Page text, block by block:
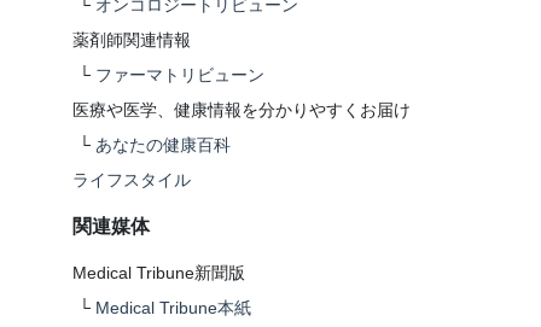
└ オンコロジートリビューン
薬剤師関連情報
└ ファーマトリビューン
医療や医学、健康情報を分かりやすくお届け
└ あなたの健康百科
ライフスタイル
関連媒体
Medical Tribune新聞版
└ Medical Tribune本紙